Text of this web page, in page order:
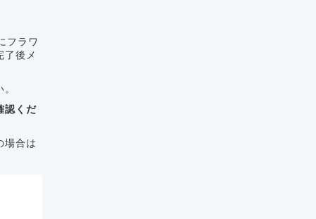
フラワ
了後メ
認くだ
場合は